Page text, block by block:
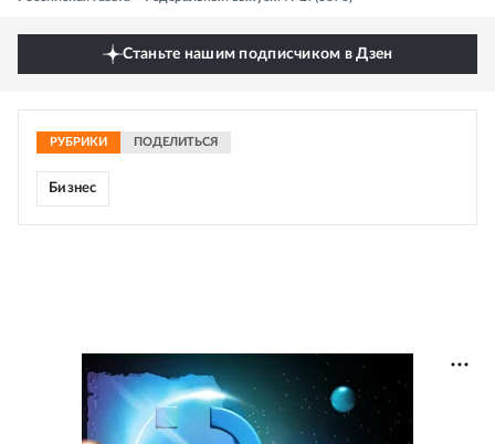
Станьте нашим подписчиком в Дзен
РУБРИКИ ПОДЕЛИТЬСЯ
Бизнес